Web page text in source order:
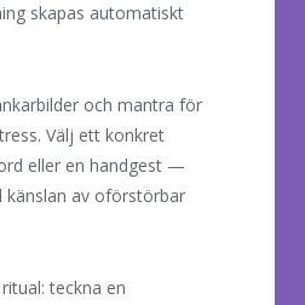
skapas automatiskt
och mantra för
Välj ett konkret
eller en handgest —
känslan av oförstörbar
teckna en